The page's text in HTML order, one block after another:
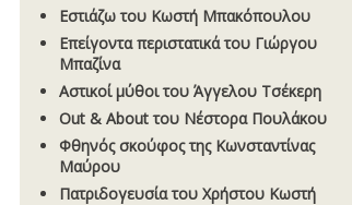
Εστιάζω του Κωστή Μπακόπουλου
Επείγοντα περιστατικά του Γιώργου
Μπαζίνα
Aστικοί µύθοι του Άγγελου Τσέκερη
Out & About του Νέστορα Πουλάκου
Φθηνός σκούφος της Κωνσταντίνας
Μαύρου
Πατριδογευσία του Χρήστου Κωστή